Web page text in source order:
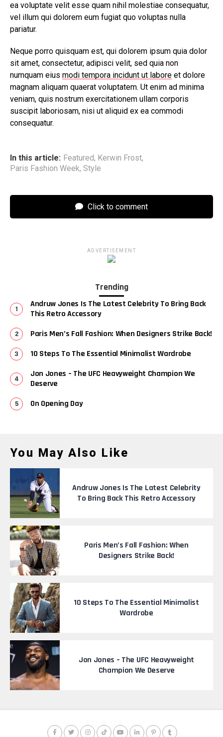
ea voluptate velit esse quam nihil molestiae consequatur,
vel illum qui dolorem eum fugiat quo voluptas nulla
pariatur.
Neque porro quisquam est, qui dolorem ipsum quia dolor
sit amet, consectetur, adipisci velit, sed quia non
numquam eius modi tempora incidunt ut labore et dolore
magnam aliquam quaerat voluptatem. Ut enim ad minima
veniam, quis nostrum exercitationem ullam corporis
suscipit laboriosam, nisi ut aliquid ex ea commodi
consequatur.
In this article: Featured, Kerwin Frost,
Paris Fashion Week, Style
Click to comment
ADVERTISEMENT
Trending
Andruw Jones Is The Latest Celebrity To Bring Back
This Retro Accessory
Paris Men’s Fall Fashion: When Designers Strike Back!
10 Steps To The Essential Minimalist Wardrobe
Jon Jones – The UFC Heavyweight Champion We
Deserve
On Opening Day
You May Also Like
Andruw Jones Is The Latest Celebrity
To Bring Back This Retro Accessory
Paris Men’s Fall Fashion: When
Designers Strike Back!
10 Steps To The Essential Minimalist
Wardrobe
Jon Jones – The UFC Heavyweight
Champion We Deserve